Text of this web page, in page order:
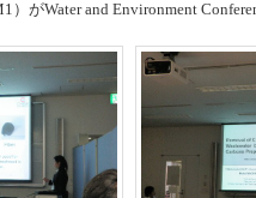
がWater and Environment